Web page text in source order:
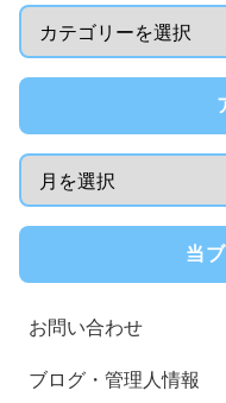
当
お問い合わせ
ブログ・管理人情報